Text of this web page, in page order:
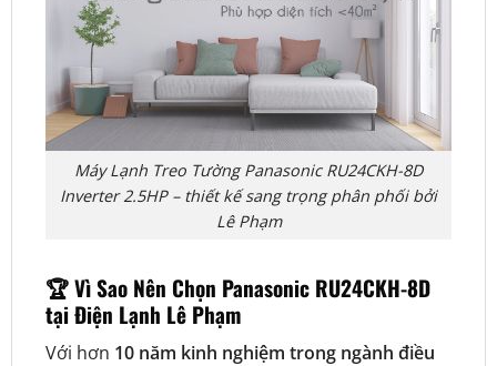
Máy Lạnh Treo Tường Panasonic RU24CKH-8D
Inverter 2.5HP – thiết kế sang trọng phân phối bởi
Lê Phạm
🏆Vì Sao Nên Chọn Panasonic RU24CKH-8D
tại Điện Lạnh Lê Phạm
Với hơn 10 năm kinh nghiệm trong ngành điều